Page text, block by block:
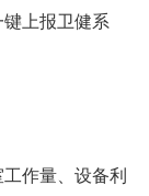
上报卫健系
作量、设备利